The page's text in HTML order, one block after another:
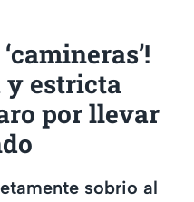
y estricta
por llevar
sobrio al